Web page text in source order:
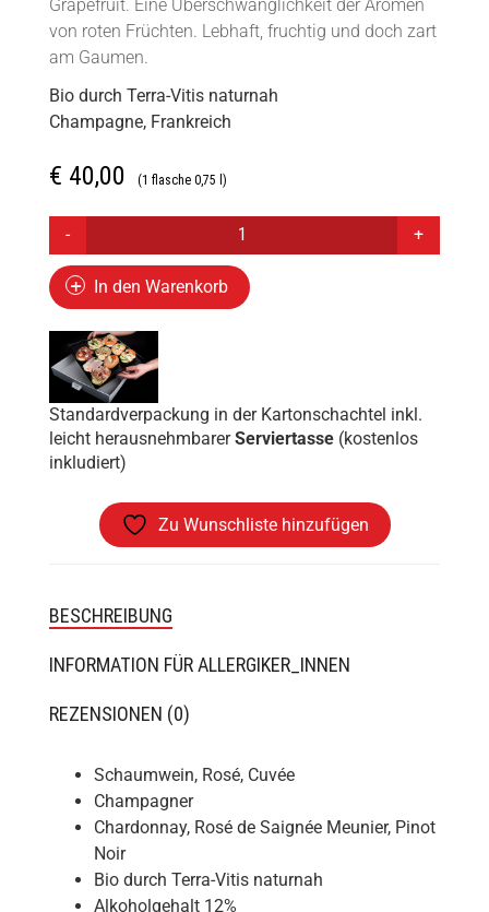
Grapefruit. Eine Überschwänglichkeit der Aromen
von roten Früchten. Lebhaft, fruchtig und doch zart
am Gaumen.
Bio durch Terra-Vitis naturnah
Champagne, Frankreich
€ 40,00 (1 flasche 0,75 l)
COPINET,
CHAMPANGNER,
CARACTÈRE
ROSÉ
BRUT
MENGE
In den Warenkorb
Standardverpackung in der Kartonschachtel inkl.
leicht herausnehmbarerServiertasse (kostenlos
inkludiert)
Zu Wunschliste hinzufügen
BESCHREIBUNG
INFORMATION FÜR ALLERGIKER_INNEN
REZENSIONEN (0)
Schaumwein, Rosé, Cuvée
Champagner
Chardonnay, Rosé de Saignée Meunier, Pinot
Noir
Bio durch Terra-Vitis naturnah
Alkoholgehalt 12%